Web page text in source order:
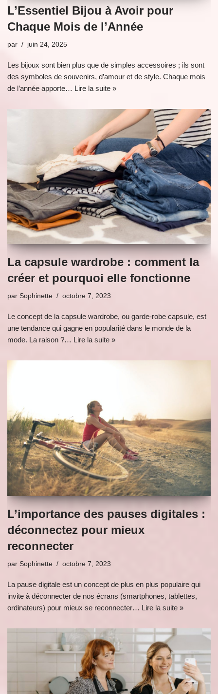
L’Essentiel Bijou à Avoir pour
Chaque Mois de l’Année
par juin 24, 2025
Les bijoux sont bien plus que de simples accessoires ; ils sont
des symboles de souvenirs, d’amour et de style. Chaque mois
de l’année apporte… Lire la suite »
La capsule wardrobe : comment la
créer et pourquoi elle fonctionne
par Sophinette octobre 7, 2023
Le concept de la capsule wardrobe, ou garde-robe capsule, est
une tendance qui gagne en popularité dans le monde de la
mode. La raison ?… Lire la suite »
L’importance des pauses digitales :
déconnectez pour mieux
reconnecter
par Sophinette octobre 7, 2023
La pause digitale est un concept de plus en plus populaire qui
invite à déconnecter de nos écrans (smartphones, tablettes,
ordinateurs) pour mieux se reconnecter… Lire la suite »